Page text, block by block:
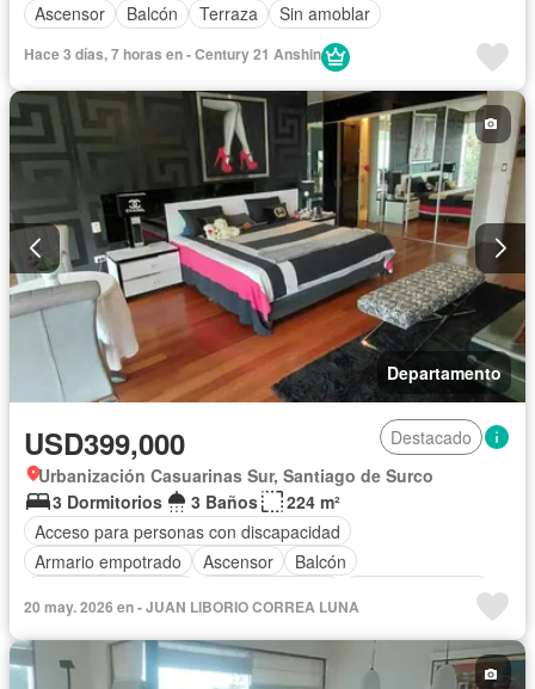
Ascensor
Balcón Terraza Sin amoblar
Hace 3 días, 7 horas en - Century 21 Anshin
Departamento
USD399,000
Destacado
Urbanización Casuarinas Sur, Santiago de Surco
3 Dormitorios
3 Baños
224 m²
Acceso para personas con discapacidad
Armario empotrado
Ascensor
Balcón
Cocina equipada
Cochera
Piscina Seguridad
Vista panorámica
Sin amoblar
20 may. 2026 en - JUAN LIBORIO CORREA LUNA